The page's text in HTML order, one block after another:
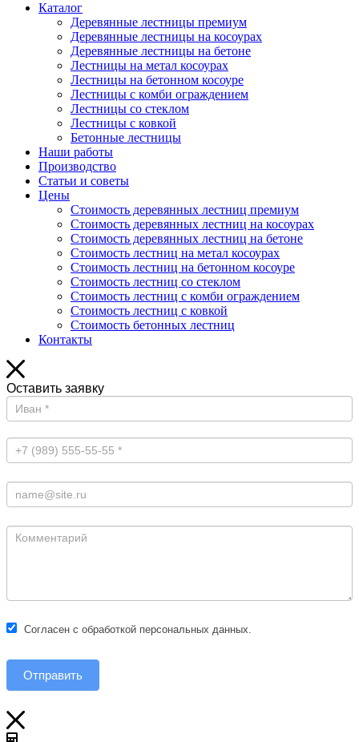
Каталог
Деревянные лестницы премиум
Деревянные лестницы на косоурах
Деревянные лестницы на бетоне
Лестницы на метал косоурах
Лестницы на бетонном косоуре
Лестницы с комби ограждением
Лестницы со стеклом
Лестницы с ковкой
Бетонные лестницы
Наши работы
Производство
Статьи и советы
Цены
Стоимость деревянных лестниц премиум
Стоимость деревянных лестниц на косоурах
Стоимость деревянных лестниц на бетоне
Стоимость лестниц на метал косоурах
Стоимость лестниц на бетонном косоуре
Стоимость лестниц со стеклом
Стоимость лестниц с комби ограждением
Стоимость лестниц с ковкой
Стоимость бетонных лестниц
Контакты
Оставить заявку
Согласен с обработкой персональных данных.
Отправить